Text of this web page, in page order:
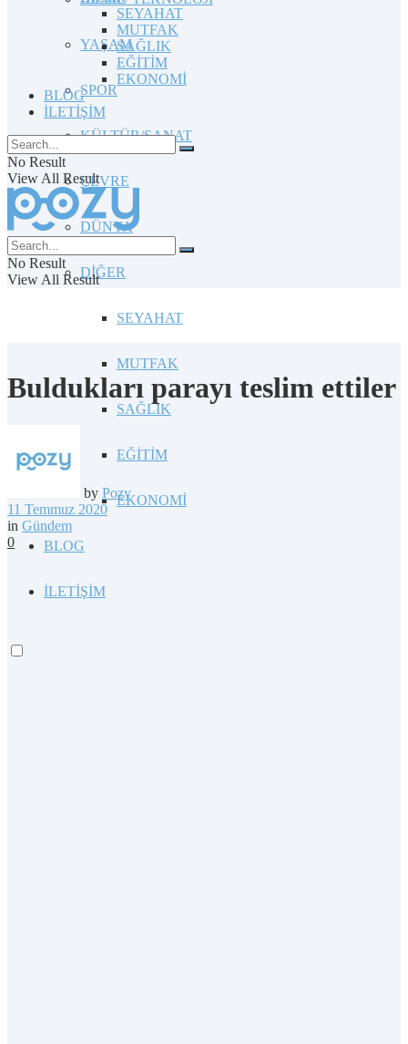
YAŞAM
SPOR
KÜLTÜR/SANAT
ÇEVRE
DÜNYA
DİĞER
SEYAHAT
MUTFAK
SAĞLIK
EĞİTİM
EKONOMİ
BLOG
İLETİŞİM
SEYAHAT
MUTFAK
SAĞLIK
EĞİTİM
EKONOMİ
BLOG
İLETİŞİM
No Result
View All Result
No Result
View All Result
Buldukları parayı teslim ettiler
by Pozy
11 Temmuz 2020
in Gündem
0